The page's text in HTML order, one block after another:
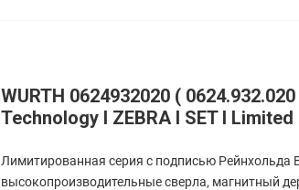
WURTH 0624932020 ( 0624.932.020
Technology I ZEBRA I SET I
Лимитированная серия с подписью
высокопроизводительные сверла, магнитный